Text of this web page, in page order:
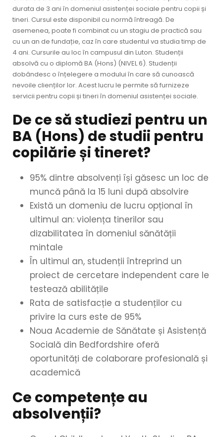
durata de 3 ani în domeniul asistenței sociale pentru copii și
tineri. Cursul este disponibil cu normă întreagă. De
asemenea, poate fi combinat cu un stagiu de practică sau
cu un an de fundație, caz în care studentul va studia timp de
4 ani. Cursurile au loc în campusul din Luton. Studenții
absolvă cu o diplomă BA (Hons) (NIVEL 6). Studenții
dobândesc o înțelegere a modului în care să cunoască
nevoile clienților lor. Acest lucru le permite să furnizeze
servicii pentru copii și tineri în domeniul asistenței sociale.
De ce să studiezi pentru un
BA (Hons) de studii pentru
copilărie și tineret?
95% dintre absolvenți își găsesc un loc de
muncă până la 15 luni după absolvire
Există un domeniu de lucru opțional în
ultimul an: violența tinerilor sau
dizabilitatea în domeniul sănătății
mintale
În ultimul an, studenții întreprind un
proiect de cercetare independent care le
testează abilitățile
Rata de satisfacție a studenților cu
privire la curs este de 95%
Noua Academie de Sănătate și Asistență
Socială din Bedfordshire oferă
oportunități de colaborare profesională și
academică
Ce competențe au
absolvenții?